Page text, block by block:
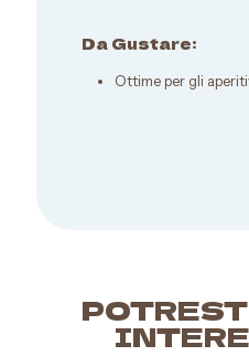
Da Gustare:
Ottime per gli